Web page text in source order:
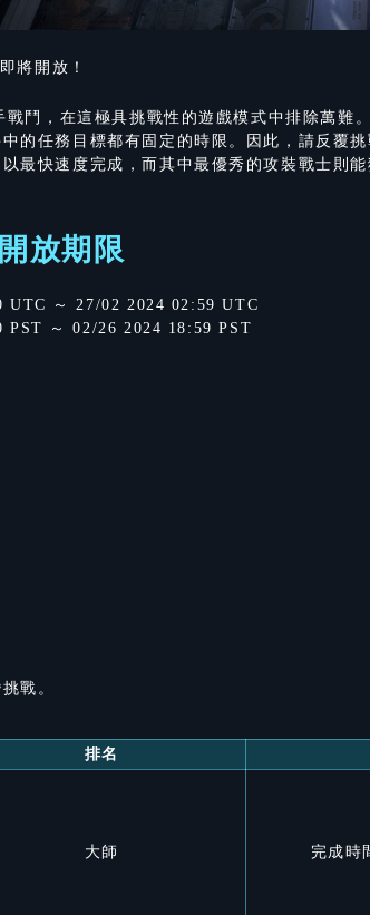
將開放！
鬥，在這極具挑戰性的遊戲模式中排除萬難
的任務目標都有固定的時限。因此，請反覆
最快速度完成，而其中最優秀的攻裝戰士則能
放期限
UTC ～ 27/02 2024 02:59 UTC
PST ～ 02/26 2024 18:59 PST
戰。
排名
大師 完成時